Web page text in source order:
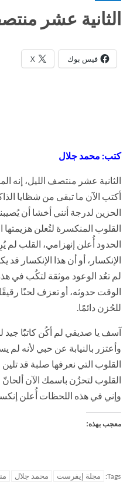
الثانية عشر
فيس بوك X
كتب: محمد جلال
الثانية عشر منتصف الليل، إنه
أكتب الآن ما تبقى من شظايا
الحزين لدرجة أنني أخشا أن
القلوب المنكسرة لتُعلن هزيمتها
الحدود أُعلن إنهزامي، القلب
الإنكسار، أو أن هذا الإنكسار
لم تعُد الوعود موثقة لتكُب في
الوقت حدوثه، أو تعزف لحنًا
للحُزن دائمًا.
آسف يا صديقي لم أكُن كاتبًُا جيد
وأعتزر بالنيابة عن حبي لأنه
القلوب التي نعرفها صلبة قد
القلوب لتحزُن باسمك الآن
وإني في هذه اللحظات أُعلن
معجب بهذه:
Tags: مجلة إيفرست محمد جلال